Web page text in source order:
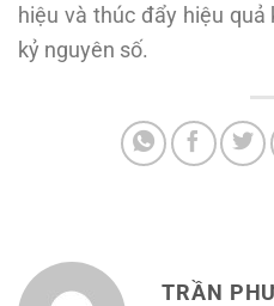
hiệu và thúc đẩy hiệu
kỷ nguyên số.
TRẦN